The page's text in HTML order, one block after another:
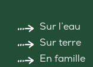
Sur l’eau
Sur terre
En famille